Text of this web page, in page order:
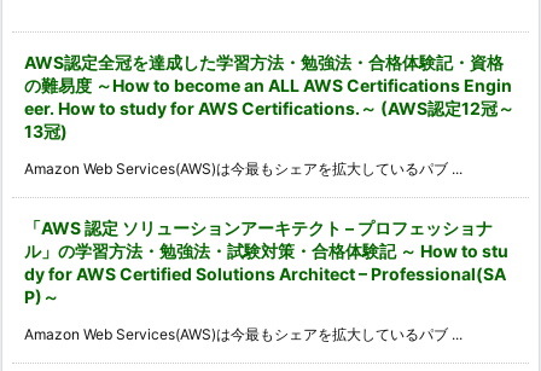
AWS認定全冠を達成した学習方法・勉強法・合格体験記・資格
の難易度 ～How to become an ALL AWS Certifications Engin
eer. How to study for AWS Certifications.～ (AWS認定12冠～
13冠)
Amazon Web Services(AWS)は今最もシェアを拡大しているパブ ...
「AWS 認定 ソリューションアーキテクト – プロフェッショナ
ル」の学習方法・勉強法・試験対策・合格体験記 ～ How to stu
dy for AWS Certified Solutions Architect – Professional(SA
P)～
Amazon Web Services(AWS)は今最もシェアを拡大しているパブ ...